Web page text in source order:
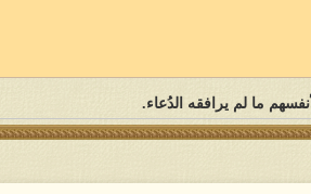
ما لم يرافقه الدُعاء.